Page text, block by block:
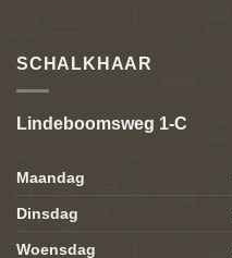
SCHALKHAAR
Lindeboomsweg 1-C
Maandag
Dinsdag
Woensdag